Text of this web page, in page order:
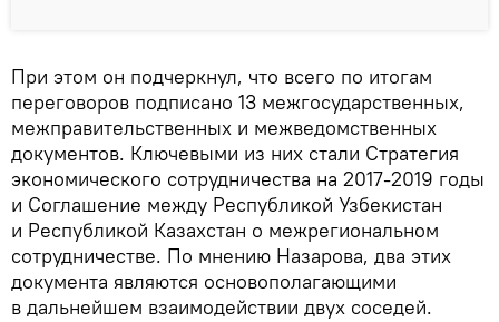
При этом он подчеркнул, что всего по итогам
переговоров подписано 13 межгосударственных,
межправительственных и межведомственных
документов. Ключевыми из них стали Стратегия
экономического сотрудничества на 2017-2019 годы
и Соглашение между Республикой Узбекистан
и Республикой Казахстан о межрегиональном
сотрудничестве. По мнению Назарова, два этих
документа являются основополагающими
в дальнейшем взаимодействии двух соседей.